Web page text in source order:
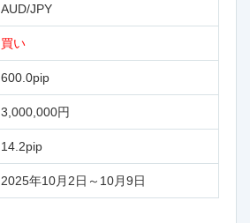
AUD/JPY
買い
600.0pip
3,000,000円
14.2pip
2025年10月2日～10月9日